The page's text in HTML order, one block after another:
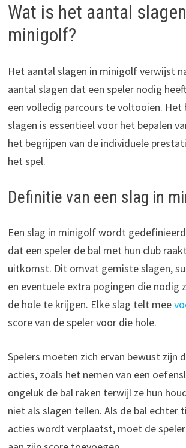
Wat is het aantal
minigolf?
Het aantal slagen in minigolf verwijst
aantal slagen dat een speler nodig
een volledig parcours te voltooien. Het
slagen is essentieel voor het bepalen
het begrijpen van de individuele
het spel.
Definitie van een slag in
Een slag in minigolf wordt
dat een speler de bal met hun club
uitkomst. Dit omvat gemiste slagen,
en eventuele extra pogingen die nodig
de hole te krijgen. Elke slag telt mee
score van de speler voor die hole.
Spelers moeten zich ervan bewust zijn
acties, zoals het nemen van een
ongeluk de bal raken terwijl ze hun
niet als slagen tellen. Als de bal echter
acties wordt verplaatst, moet de